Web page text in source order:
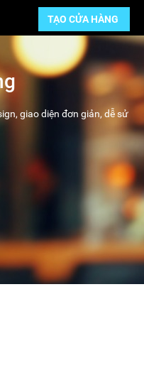
TẠO CỬA HÀNG
giao diện đơn giản, dễ sử